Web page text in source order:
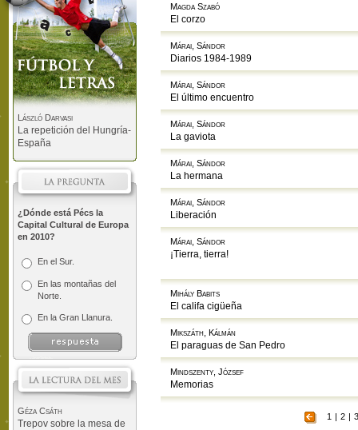
László Darvasi
La repetición del Hungría-
España
¿Dónde está Pécs la
Capital Cultural de Europa
en 2010?
En el Sur.
En las montañas del
Norte.
En la Gran Llanura.
Géza Csáth
Trepov sobre la mesa de
Magda Szabó
El corzo
Márai, Sándor
Diarios 1984-1989
Márai, Sándor
El último encuentro
Márai, Sándor
La gaviota
Márai, Sándor
La hermana
Márai, Sándor
Liberación
Márai, Sándor
¡Tierra, tierra!
Mihály Babits
El califa cigüeña
Mikszáth, Kálmán
El paraguas de San Pedro
Mindszenty, József
Memorias
1 | 2 | 3